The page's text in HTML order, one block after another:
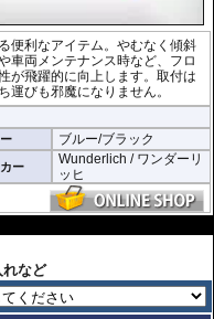
便利なアイテム。やむなく傾斜
車両メンテナンス時など、フロ
が飛躍的に向上します。取付は
運びも邪魔になりません。
ブルー/ブラック
ー
Wunderlich / ワンダーリ
ッヒ
など